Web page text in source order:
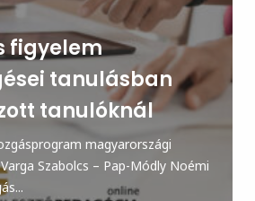
figyelem
tanulásban
tanulóknál
magyarországi
Szabolcs – Pap-Módly Noémi